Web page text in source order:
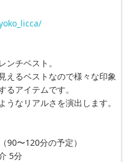
チベスト。
えるベストなので様々な印象
アイテムです。
なリアルさを演出します。
90〜120分の予定）
5分